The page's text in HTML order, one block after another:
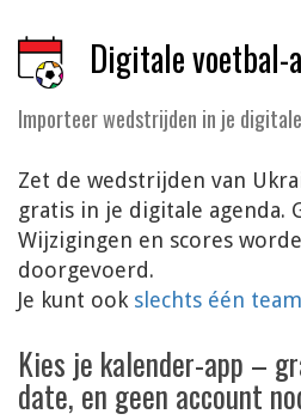
Digitale voetbal-
Importeer wedstrijden in je
Zet de wedstrijden van
gratis in je digitale agenda.
Wijzigingen en scores
doorgevoerd.
Je kunt ook slechts één
Kies je kalender-app –
date, en geen account